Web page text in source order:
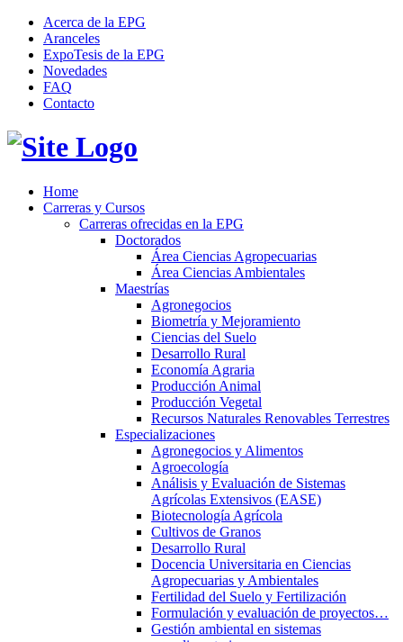
Acerca de la EPG
Aranceles
ExpoTesis de la EPG
Novedades
FAQ
Contacto
Home
Carreras y Cursos
Carreras ofrecidas en la EPG
Doctorados
Área Ciencias Agropecuarias
Área Ciencias Ambientales
Maestrías
Agronegocios
Biometría y Mejoramiento
Ciencias del Suelo
Desarrollo Rural
Economía Agraria
Producción Animal
Producción Vegetal
Recursos Naturales Renovables Terrestres
Especializaciones
Agronegocios y Alimentos
Agroecología
Análisis y Evaluación de Sistemas
Agrícolas Extensivos (EASE)
Biotecnología Agrícola
Cultivos de Granos
Desarrollo Rural
Docencia Universitaria en Ciencias
Agropecuarias y Ambientales
Fertilidad del Suelo y Fertilización
Formulación y evaluación de proyectos…
Gestión ambiental en sistemas